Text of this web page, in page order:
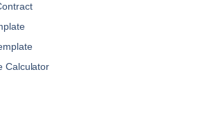
Calculator